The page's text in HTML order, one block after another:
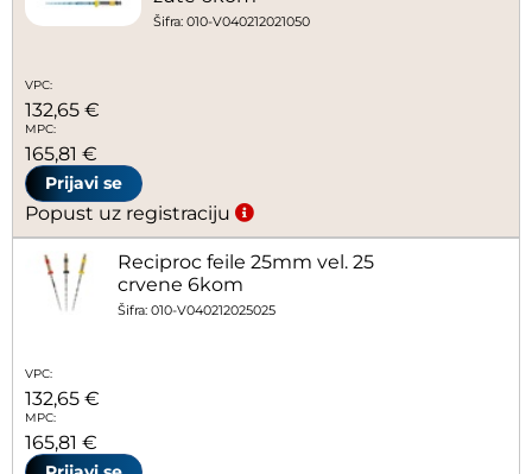
Šifra: 010-V040212021050
VPC:
132,65 €
MPC:
165,81 €
Prijavi se
Popust uz registraciju
Reciproc feile 25mm vel. 25
crvene 6kom
Šifra: 010-V040212025025
VPC:
132,65 €
MPC:
165,81 €